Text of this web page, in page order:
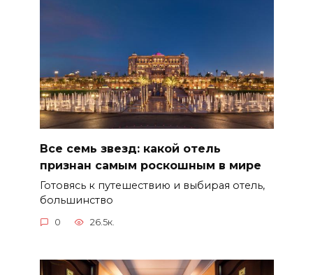
Все семь звезд: какой отель
признан самым роскошным в мире
Готовясь к путешествию и выбирая отель,
большинство
0 26.5к.